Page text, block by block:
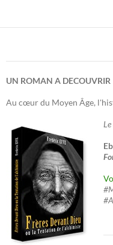
UN ROMAN A DECOUVRIR
Au cœur du Moyen Âge,